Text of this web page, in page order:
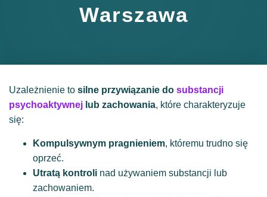
A
J
Warszawa
Uzależnienie to silne przywiązanie do substancji
psychoaktywnej lub zachowania, które charakteryzuje
się:
Kompulsywnym pragnieniem, któremu trudno się
oprzeć.
Utratą kontroli nad używaniem substancji lub
zachowaniem.